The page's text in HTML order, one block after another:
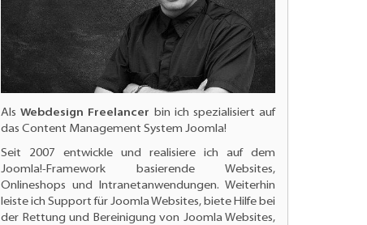
AlsWebdesign Freelancer bin ich spezialisiert auf
das Content Management System Joomla!
Seit 2007 entwickle und realisiere ich auf dem
Joomla!-Framework basierende Websites,
Onlineshops und Intranetanwendungen. Weiterhin
leiste ich Support für Joomla Websites, biete Hilfe bei
der Rettung und Bereinigung von Joomla Websites,